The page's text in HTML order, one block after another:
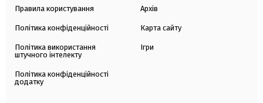
Правила користування
Політика конфіденційності
Політика використання
штучного інтелекту
Політика конфіденційності
додатку
Архів
Карта сайту
Ігри